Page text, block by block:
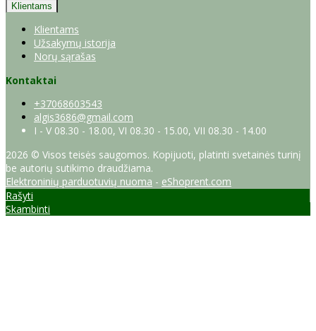
Klientams
Klientams
Užsakymų istorija
Norų sąrašas
Kontaktai
+37068603543
algis3686@gmail.com
I - V 08.30 - 18.00, VI 08.30 - 15.00, VII 08.30 - 14.00
2026 © Visos teisės saugomos. Kopijuoti, platinti svetainės turinį
be autorių sutikimo draudžiama.
Elektroninių parduotuvių nuoma - eShoprent.com
Rašyti
Skambinti